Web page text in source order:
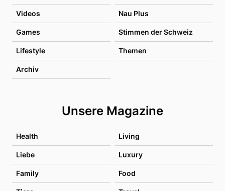
Videos Nau Plus
Games Stimmen der Schweiz
Lifestyle Themen
Archiv
Unsere Magazine
Health Living
Liebe Luxury
Family Food